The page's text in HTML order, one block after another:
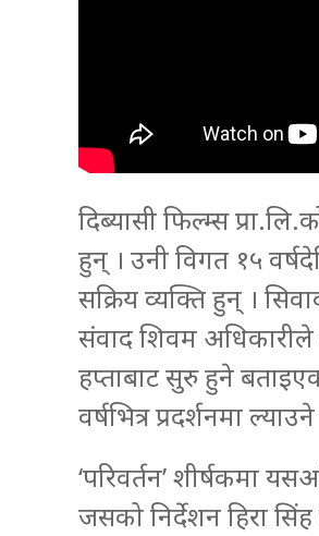
दिब्यासी फिल्म्स
हुन् । उनी विगत १५
सक्रिय व्यक्ति हुन् ।
संवाद शिवम अधिकारीले
हप्ताबाट सुरु हुने
वर्षभित्र प्रदर्शनमा
‘परिवर्तन’ शीर्षकमा
जसको निर्देशन हिरा